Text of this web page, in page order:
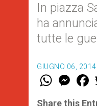
In piazza
ha
tutte le
GIUGNO 06,
W
t
M
e
s
F
a
e
Share this